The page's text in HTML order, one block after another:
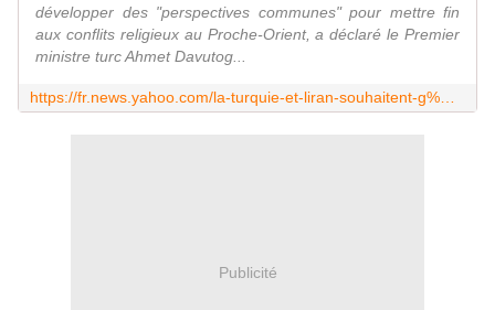
développer des "perspectives communes" pour mettre fin
aux conflits religieux au Proche-Orient, a déclaré le Premier
ministre turc Ahmet Davutog...
Publicité